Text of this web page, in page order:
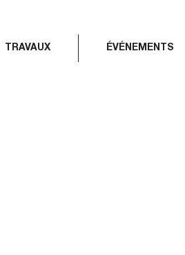
TRAVAUX ÉVÉNEMENTS